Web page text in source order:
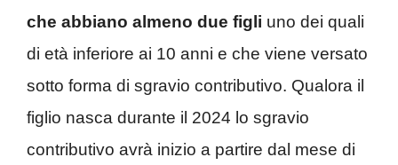
che abbiano almeno due figli uno dei quali
di età inferiore ai 10 anni e che viene versato
sotto forma di sgravio contributivo. Qualora il
figlio nasca durante il 2024 lo sgravio
contributivo avrà inizio a partire dal mese di